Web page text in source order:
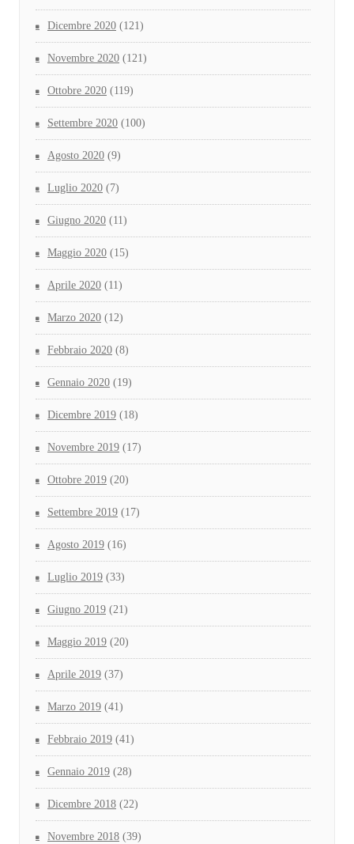
Dicembre 2020 (121)
Novembre 2020 (121)
Ottobre 2020 (119)
Settembre 2020 (100)
Agosto 2020 (9)
Luglio 2020 (7)
Giugno 2020 (11)
Maggio 2020 (15)
Aprile 2020 (11)
Marzo 2020 (12)
Febbraio 2020 (8)
Gennaio 2020 (19)
Dicembre 2019 (18)
Novembre 2019 (17)
Ottobre 2019 (20)
Settembre 2019 (17)
Agosto 2019 (16)
Luglio 2019 (33)
Giugno 2019 (21)
Maggio 2019 (20)
Aprile 2019 (37)
Marzo 2019 (41)
Febbraio 2019 (41)
Gennaio 2019 (28)
Dicembre 2018 (22)
Novembre 2018 (39)